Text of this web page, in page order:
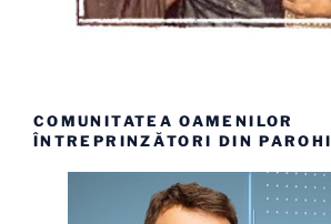
COMUNITATEA OAMENILOR
ÎNTREPRINZĂTORI DIN